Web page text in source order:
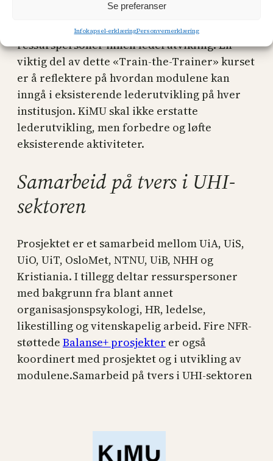
Se preferanser
Infokapsel-erklæringPersonvernerklæring
Prosjektet vil gjennomføretrening og
av sektorens egne
ressurspersoner innen lederutvikling. En
viktig del av dette «Train-the-Trainer» kurset
er å reflektere på hvordan modulene kan
inngå i eksisterende lederutvikling på hver
institusjon. KiMU skal ikke erstatte
lederutvikling, men forbedre og løfte
eksisterende aktiviteter.
Samarbeid på tvers i UHI-
sektoren
Prosjektet er et samarbeid mellom UiA, UiS,
UiO, UiT, OsloMet, NTNU, UiB, NHH og
Kristiania. I tillegg deltar ressurspersoner
med bakgrunn fra blant annet
organisasjonspsykologi, HR, ledelse,
likestilling og vitenskapelig arbeid. Fire NFR-
støttede Balanse+ prosjekter er også
koordinert med prosjektet og i utvikling av
modulene.Samarbeid på tvers i UHI-sektoren